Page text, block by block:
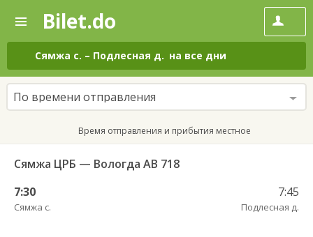
—
Поиск
и
покупка
билетов
на
автобус
онлайн
Bilet.do
Сямжа с. – Подлесная д. на все дни
По времени отправления
Время отправления и прибытия местное
Сямжа ЦРБ — Вологда АВ 718
7:30
Сямжа с.
7:45
Подлесная д.